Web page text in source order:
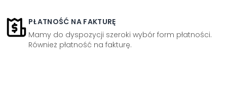
PŁATNOŚĆ NA FAKTURĘ
Mamy do dyspozycji szeroki wybór form płatności.
Również płatność na fakturę.